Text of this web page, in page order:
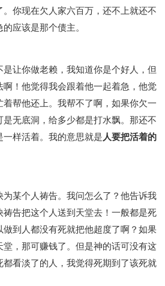
你现在欠人家六百万，还不上就还不
应该是那个债主。
让你做老赖，我知道你是个好人，但
！他觉得我会跟着他一起着急，他觉
帮他还上。我帮不了啊，如果你欠一
无底洞，给多少都是打水飘。那还不
样活着。我的意思就是人要把活着的
某个人祷告。我问怎么了？他告诉我
告把这个人送到天堂去！一般都是死
到人都没有死就把他超度了啊？如果
，那可赚钱了。但是神的话可没有这
看淡了的人，我觉得死期到了该死就